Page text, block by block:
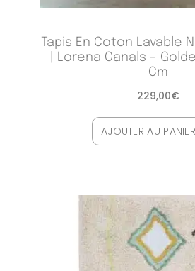
Tapis En Coton Lavable
| Lorena Canals –
Cm
229,00€
AJOUTER AU PANIER